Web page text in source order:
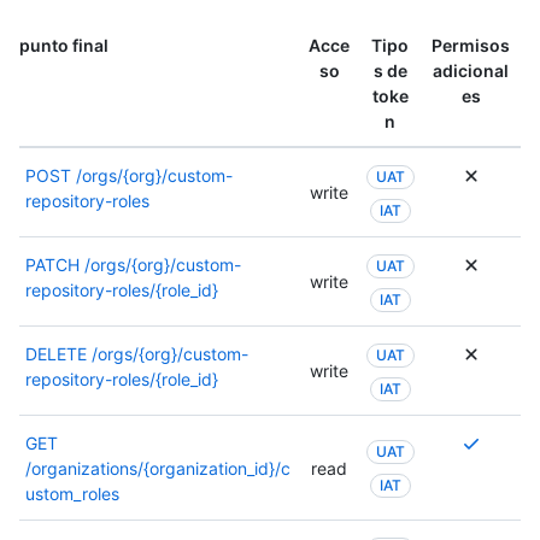
punto final
Acce
so
Tipo
s de
toke
n
Permisos
adicional
es
POST /orgs/{org}/custom-
repository-roles
write
UAT
IAT
PATCH /orgs/{org}/custom-
repository-roles/{role_id}
write
UAT
IAT
DELETE /orgs/{org}/custom-
repository-roles/{role_id}
write
UAT
IAT
GET
/organizations/{organization_id}/c
ustom_roles
read
UAT
IAT